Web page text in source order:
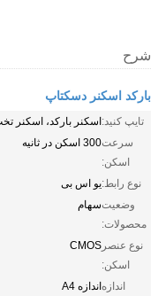
شرح
بارکد اسکنر دسکتاپ
تایپ کنید:اسکنر بارکد، اسکنر
سرعت
اسکن:
300 اسکن در ثانیه
نوع رابط:یو اس بی
وضعیت
محصولات:
سهام
نوع عنصر
اسکن:
CMOS
اندازهاندازه A4